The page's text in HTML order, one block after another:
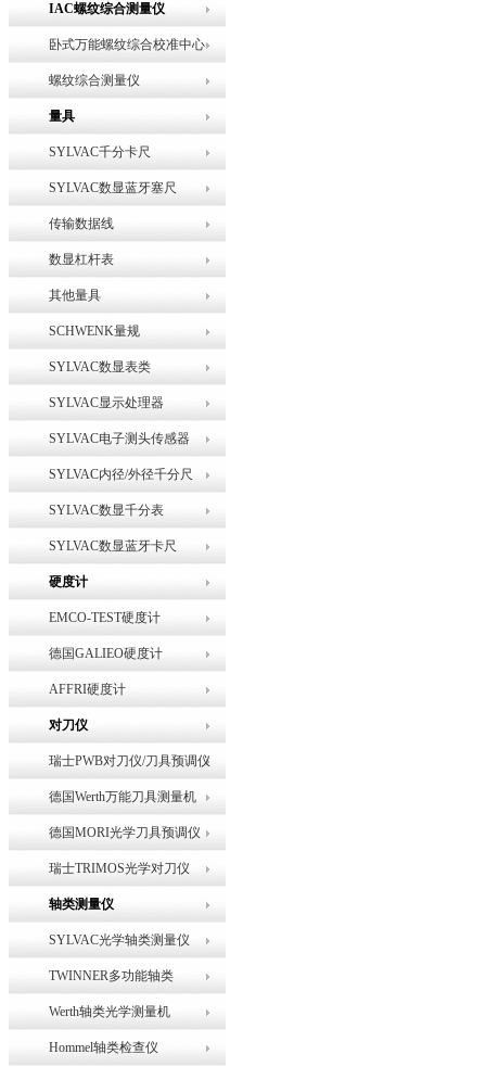
IAC螺纹综合测量仪
卧式万能螺纹综合校准中心
螺纹综合测量仪
量具
SYLVAC千分卡尺
SYLVAC数显蓝牙塞尺
传输数据线
数显杠杆表
其他量具
SCHWENK量规
SYLVAC数显表类
SYLVAC显示处理器
SYLVAC电子测头传感器
SYLVAC内径/外径千分尺
SYLVAC数显千分表
SYLVAC数显蓝牙卡尺
硬度计
EMCO-TEST硬度计
德国GALIEO硬度计
AFFRI硬度计
对刀仪
瑞士PWB对刀仪/刀具预调仪
德国Werth万能刀具测量机
德国MORI光学刀具预调仪
瑞士TRIMOS光学对刀仪
轴类测量仪
SYLVAC光学轴类测量仪
TWINNER多功能轴类
Werth轴类光学测量机
Hommel轴类检查仪